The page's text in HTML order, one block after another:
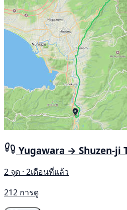
Yugawara → Shuzen-ji
2 จุด · 2เดือนที่แล้ว
212 การดู